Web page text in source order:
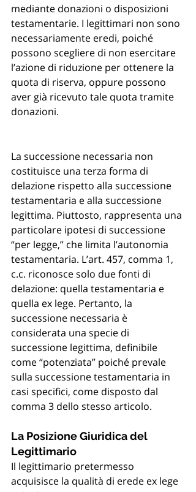
mediante donazioni o disposizioni
testamentarie. I legittimari non sono
necessariamente eredi, poiché
possono scegliere di non esercitare
l’azione di riduzione per ottenere la
quota di riserva, oppure possono
aver già ricevuto tale quota tramite
donazioni.
La successione necessaria non
costituisce una terza forma di
delazione rispetto alla successione
testamentaria e alla successione
legittima. Piuttosto, rappresenta una
particolare ipotesi di successione
“per legge,” che limita l’autonomia
testamentaria. L’art. 457, comma 1,
c.c. riconosce solo due fonti di
delazione: quella testamentaria e
quella ex lege. Pertanto, la
successione necessaria è
considerata una specie di
successione legittima, definibile
come “potenziata” poiché prevale
sulla successione testamentaria in
casi specifici, come disposto dal
comma 3 dello stesso articolo.
La Posizione Giuridica del
Legittimario
Il legittimario pretermesso
acquisisce la qualità di erede ex lege